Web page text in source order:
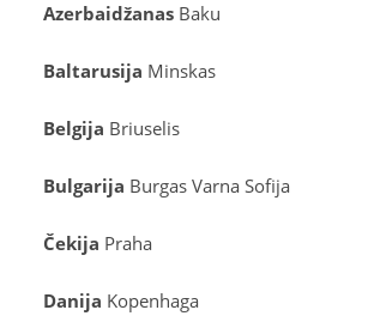
Azerbaidžanas Baku
Baltarusija Minskas
Belgija Briuselis
Bulgarija Burgas Varna Sofija
Čekija Praha
Danija Kopenhaga